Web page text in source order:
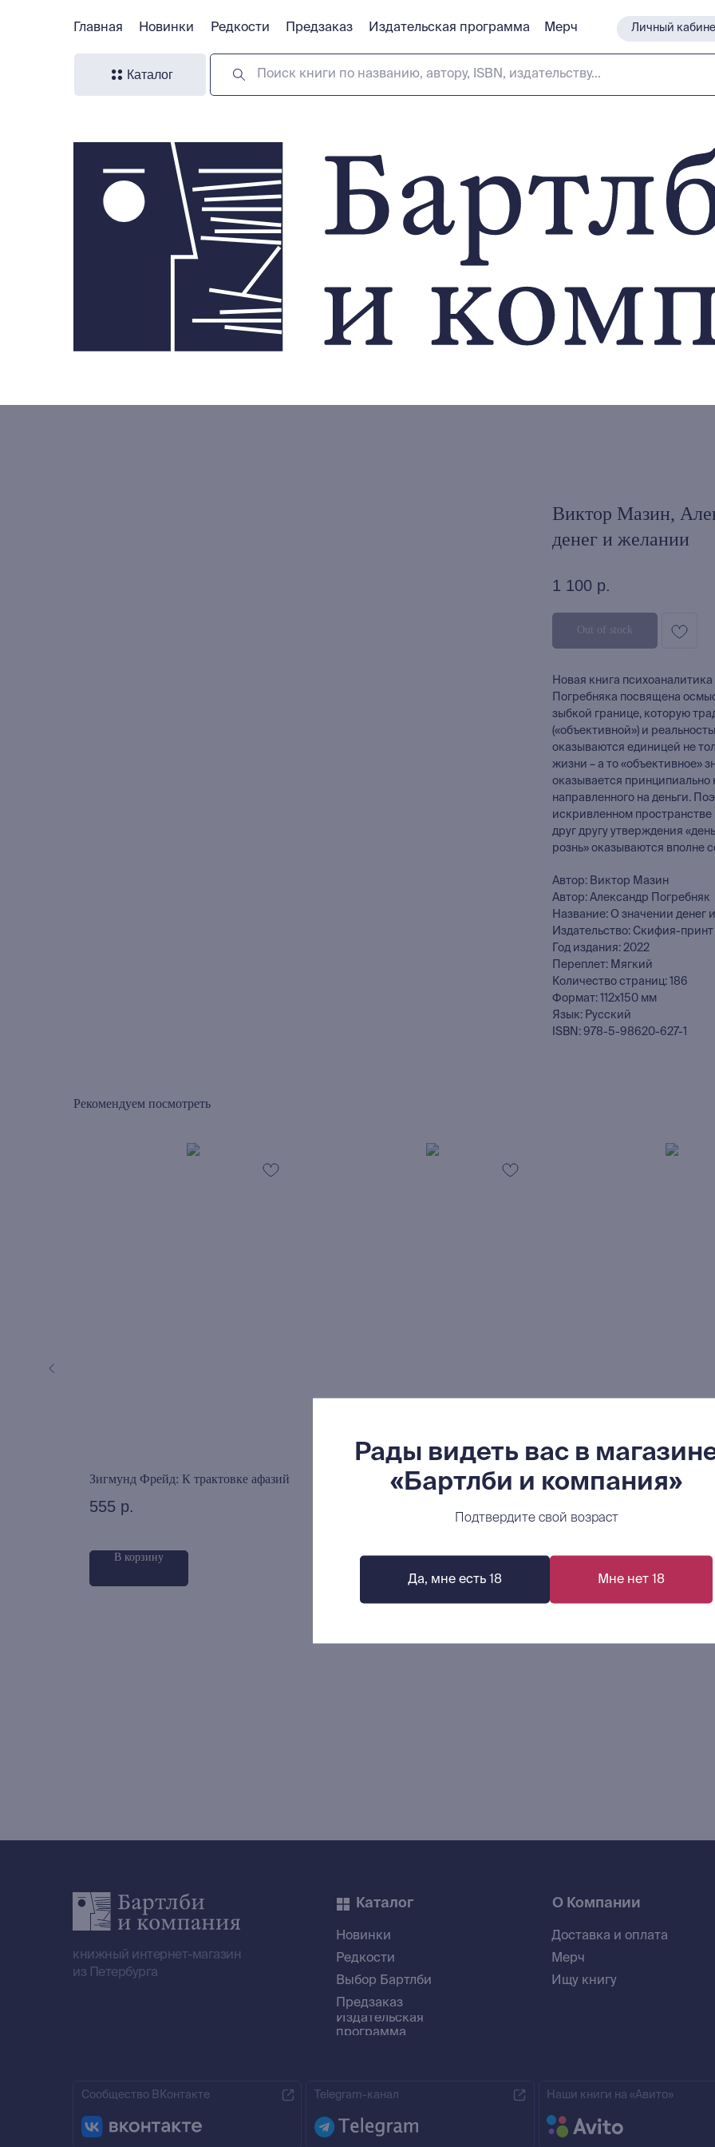
Личный
Поиск книги по названию, автору, ISBN, издательству...
Новинки Предзаказ Издательская программа Мерч
Редкости
Главная
Каталог
Личный
Новинки Предзаказ Издательская программа Мерч
Редкости
Главная
Рады видеть вас в
«Бартлби и компания»
Подтвердите свой возраст
Да, мне есть 18 Мне нет 18
Виктор Мазин,
денег и желании
1 100 р.
Out of stock
Новая книга
Погребняка посвящена
зыбкой границе, которую
(«объективной») и
оказываются единицей не
жизни – а то «объективное»
оказывается принципиально
направленного на деньги.
искривленном
друг другу утверждения
рознь» оказываются вполне
Автор: Виктор Мазин
Автор: Александр Погребняк
Название: О значении денег
Издательство: Скифия-принт
Год издания: 2022
Переплет: Мягкий
Количество страниц: 186
Формат: 112х150 мм
Язык: Русский
ISBN: 978-5-98620-627-1
Рекомендуем посмотреть
Зигмунд Фрейд: К трактовке афазий
555 р.
В корзину
Рихард Штерба: Словарь по
В корзину
Габриэл Тупинамба:
психоанализа. Опыты
мышления
935 р.
В корзину
книжный интернет-магазин
из Петербурга
О Компании
Каталог
Сообщество ВКонтакте
Ищу книгу
Мерч
Доставка и оплата
Наши книги на «Авито»
Предзаказ
Выбор Бартлби
Редкости
Новинки
Издательская
программа
Telegram-канал